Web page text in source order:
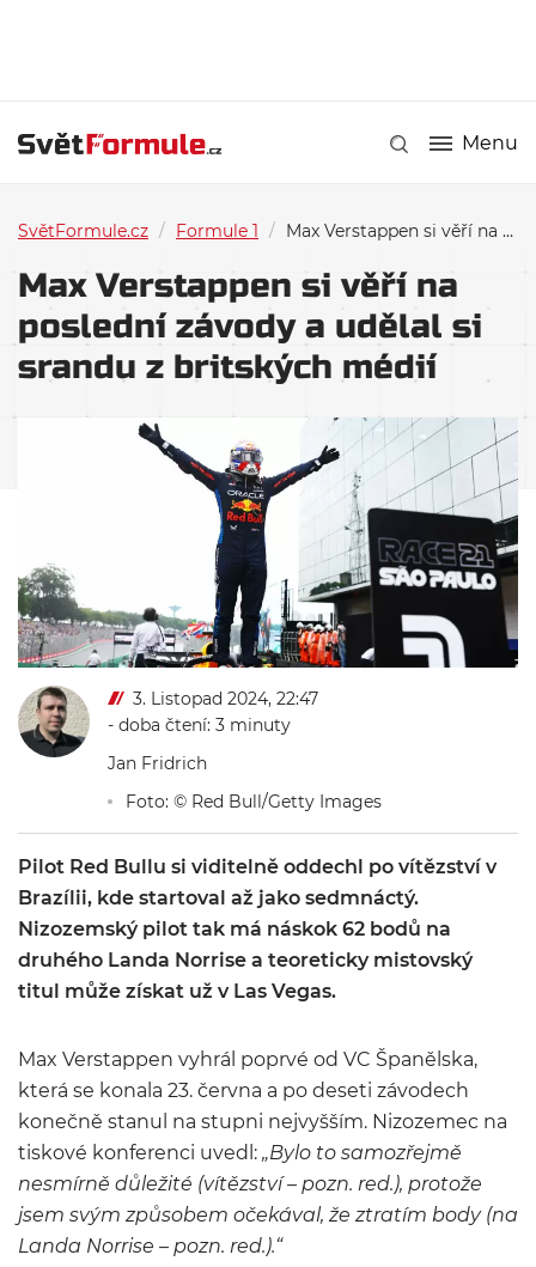
Menu
SvětFormule.cz / Formule 1 / Max Verstappen si věří na poslední závody a udělal si srandu z britských médií
Max Verstappen si věří na
poslední závody a udělal si
srandu z britských médií
3. Listopad 2024, 22:47
- doba čtení: 3 minuty
Jan Fridrich
Foto: © Red Bull/Getty Images
Pilot Red Bullu si viditelně oddechl po vítězství v
Brazílii, kde startoval až jako sedmnáctý.
Nizozemský pilot tak má náskok 62 bodů na
druhého Landa Norrise a teoreticky mistovský
titul může získat už v Las Vegas.
Max Verstappen vyhrál poprvé od VC Španělska,
která se konala 23. června a po deseti závodech
konečně stanul na stupni nejvyšším. Nizozemec na
tiskové konferenci uvedl: „Bylo to samozřejmě
nesmírně důležité (vítězství – pozn. red.), protože
jsem svým způsobem očekával, že ztratím body (na
Landa Norrise – pozn. red.).“